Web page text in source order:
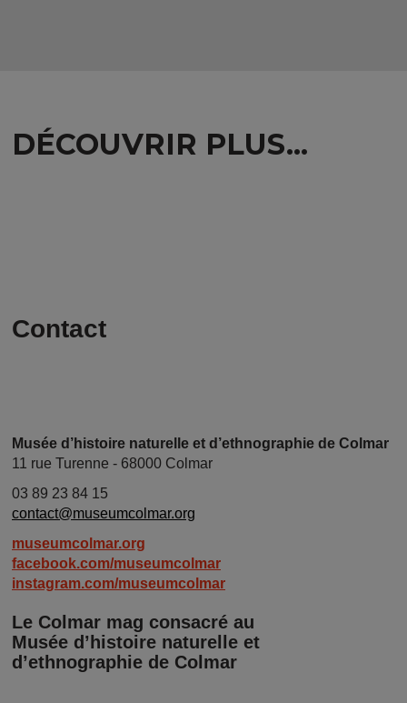
DÉCOUVRIR PLUS...
Contact
Musée d’histoire naturelle et d’ethnographie de Colmar
11 rue Turenne - 68000 Colmar
03 89 23 84 15
contact@museumcolmar.org
museumcolmar.org
facebook.com/museumcolmar
instagram.com/museumcolmar
Le Colmar mag consacré au
Musée d’histoire naturelle et
d’ethnographie de Colmar